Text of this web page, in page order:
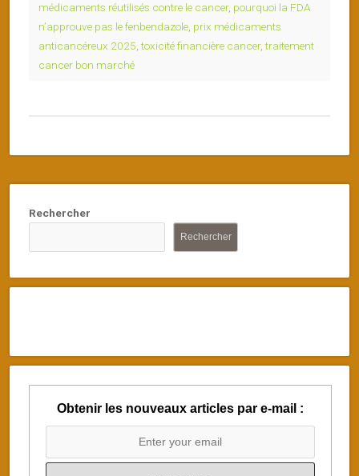
médicaments réutilisés contre le cancer, pourquoi la FDA
n’approuve pas le fenbendazole prix médicaments
anticancéreux 2025 ,toxicité financière cancer,traitement
cancer bon marché
Rechercher
Rechercher
Obtenir les nouveaux articles par e-mail :